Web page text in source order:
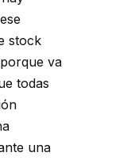
stock
va
todas
una